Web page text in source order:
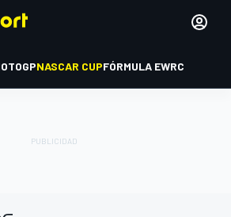
NASCAR CUPFÓRMULA EWRC